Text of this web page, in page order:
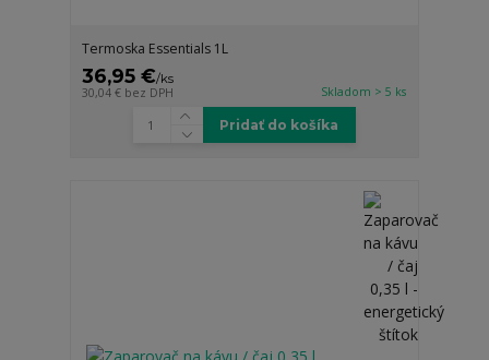
Termoska Essentials 1L
36,95 €/ks
30,04 € bez DPH Skladom > 5 ks
Pridať do košíka